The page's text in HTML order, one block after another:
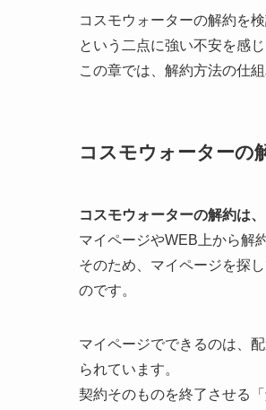
コスモウォーターの解約を
という二点に強い不安を感じ
この章では、解約方法の仕
コスモウォーターの
コスモウォーターの解約は
マイページやWEB上から解
そのため、マイページを探
のです。
マイページでできるのは、
られています。
契約そのものを終了させる